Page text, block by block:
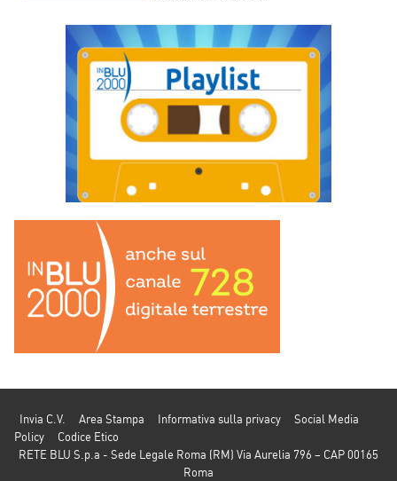
Invia C.V. Area Stampa Informativa sulla privacy
Social Media
Policy
Codice Etico
RETE BLU S.p.a - Sede Legale Roma (RM) Via Aurelia 796 – CAP 00165
Roma